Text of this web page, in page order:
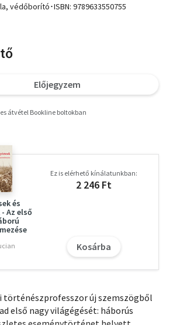
védőborító･ISBN: 9789633550755
Előjegyzem
átvétel Bookline boltokban
és
Az első
Ez is elérhető kínálatunkban:
2 246 Ft
Kosárba
történészprofesszor új szemszögből
első nagy világégését: háborús